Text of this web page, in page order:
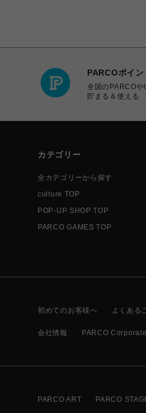
PARCOポイン
全国のPARCO
貯まる＆使える
カテゴリー
全カテゴリーから探す
culture TOP
POP-UP SHOP TOP
PARCO GAMES TOP
初めてのお客様へ よくある
会社情報 PARCO
PARCO ART PARCO